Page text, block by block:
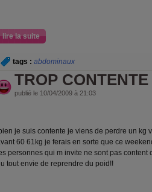
lire la suite
tags : abdominaux
TROP CONTENTE
publié le 10/04/2009 à 21:03
bien je suis contente je viens de perdre un kg
60 61kg je ferais en sorte que ce
personnes qui m invite ne sont pas
tout envie de reprendre du poid!!